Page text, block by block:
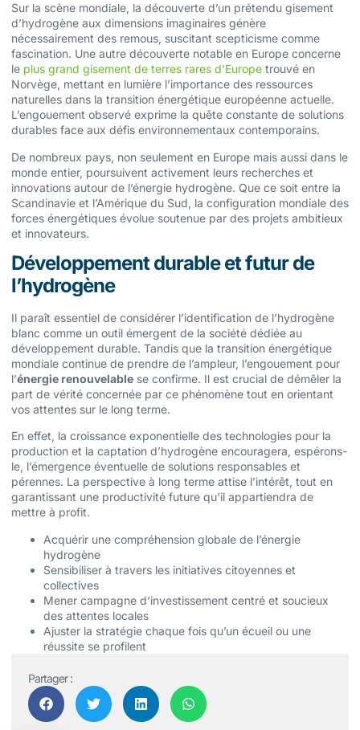
Sur la scène mondiale, la découverte d’un prétendu gisement
d’hydrogène aux dimensions imaginaires génère
nécessairement des remous, suscitant scepticisme comme
fascination. Une autre découverte notable en Europe concerne
le plus grand gisement de terres rares d’Europe trouvé en
Norvège, mettant en lumière l’importance des ressources
naturelles dans la transition énergétique européenne actuelle.
L’engouement observé exprime la quête constante de solutions
durables face aux défis environnementaux contemporains.
De nombreux pays, non seulement en Europe mais aussi dans le
monde entier, poursuivent activement leurs recherches et
innovations autour de l’énergie hydrogène. Que ce soit entre la
Scandinavie et l’Amérique du Sud, la configuration mondiale des
forces énergétiques évolue soutenue par des projets ambitieux
et innovateurs.
Développement durable et futur de
l’hydrogène
Il paraît essentiel de considérer l’identification de l’hydrogène
blanc comme un outil émergent de la société dédiée au
développement durable. Tandis que la transition énergétique
mondiale continue de prendre de l’ampleur, l’engouement pour
l’énergie renouvelable se confirme. Il est crucial de démêler la
part de vérité concernée par ce phénomène tout en orientant
vos attentes sur le long terme.
En effet, la croissance exponentielle des technologies pour la
production et la captation d’hydrogène encouragera, espérons-
le, l’émergence éventuelle de solutions responsables et
pérennes. La perspective à long terme attise l’intérêt, tout en
garantissant une productivité future qu’il appartiendra de
mettre à profit.
Acquérir une compréhension globale de l’énergie
hydrogène
Sensibiliser à travers les initiatives citoyennes et
collectives
Mener campagne d’investissement centré et soucieux
des attentes locales
Ajuster la stratégie chaque fois qu’un écueil ou une
réussite se profilent
Partager :